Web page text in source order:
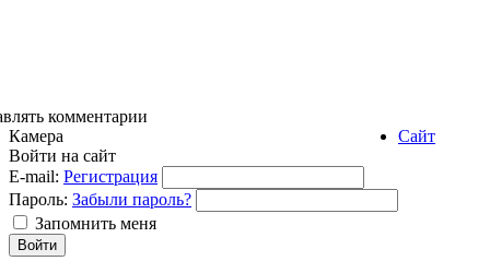
комментарии
Камера
Войти на сайт
E-mail: Регистрация
Пароль: Забыли пароль?
Запомнить меня
Сайт